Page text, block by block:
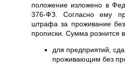
положение изложено в
376-ФЗ. Согласно ему
штрафа за проживание
прописки. Сумма рознится
для предприятий,
проживающим без